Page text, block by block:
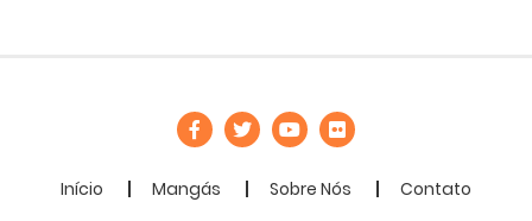
Início Mangás Sobre Nós Contato